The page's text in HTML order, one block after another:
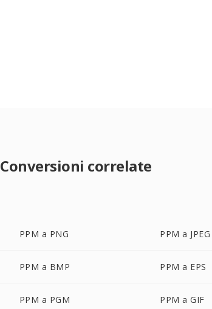
Conversioni correlate
PPM a PNG PPM a JPEG
PPM a BMP PPM a EPS
PPM a PGM PPM a GIF